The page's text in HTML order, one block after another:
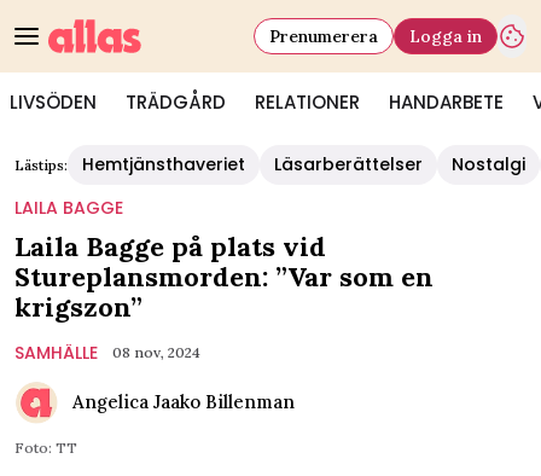
LIVSÖDEN TRÄDGÅRD RELATIONER HANDARBETE
Prenumerera Logga in
Lästips: Hemtjänsthaveriet Läsarberättelser
Nostalgi
LAILA BAGGE
Laila Bagge på plats vid
Stureplansmorden: ”Var som en
krigszon”
SAMHÄLLE 08 nov, 2024
Angelica Jaako Billenman
Foto: TT